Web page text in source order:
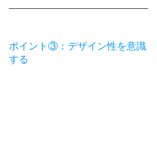
ポイント③：デザイン性を意識
する